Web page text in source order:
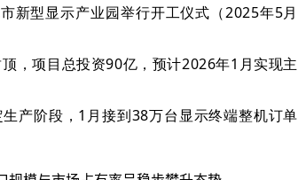
新型显示产业园举行开工仪式（2025年5月
，项目总投资90亿，预计2026年1月实现主
产阶段，1月接到38万台显示终端整机订单